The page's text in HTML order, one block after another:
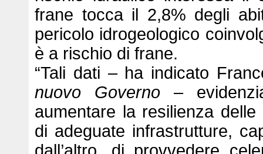
frane tocca il 2,8% degli
pericolo idrogeologico
è a rischio di frane.
“Tali dati – ha indicato
nuovo Governo –
aumentare la resilienza
di adeguate infrastrutture,